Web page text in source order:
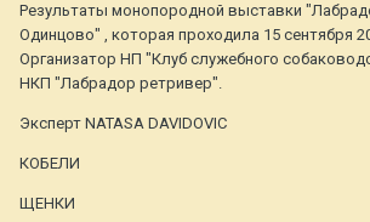
Результаты монопородной выставки
Одинцово" , которая проходила 15 сентября
Организатор НП "Клуб служебного
НКП "Лабрадор ретривер".
Эксперт NATASA DAVIDOVIC
КОБЕЛИ
ЩЕНКИ